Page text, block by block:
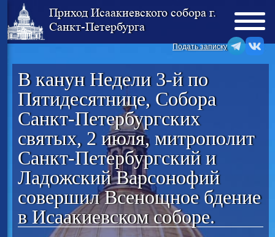
Приход Исаакиевского собора г.
Санкт-Петербурга
Подать записку
В канун Недели 3-й по
Пятидесятнице, Собора
Санкт-Петербургских
святых, 2 июля, митрополит
Санкт-Петербургский и
Ладожский Варсонофий
совершил Всенощное бдение
в Исаакиевском соборе.